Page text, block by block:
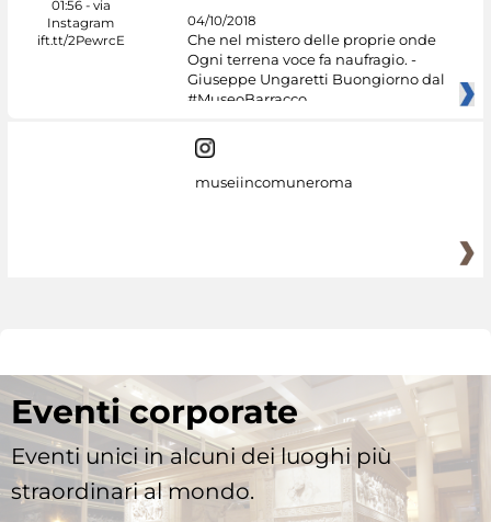
04/10/2018
Che nel mistero delle proprie onde
Ogni terrena voce fa naufragio. -
Giuseppe Ungaretti Buongiorno dal
#MuseoBarracco
museiincomuneroma
Eventi corporate
Eventi unici in alcuni dei luoghi più
straordinari al mondo.